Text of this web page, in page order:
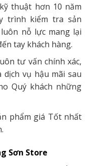
thuật hơn 10 năm
trình kiểm tra sản
nỗ lực mang lại
tay khách hàng.
tư vấn chính xác,
vụ hậu mãi sau
Quý khách những
phẩm giá Tốt nhất
Sơn Store